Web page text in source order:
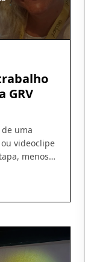
GRV
uma
videoclipe
menos
conferir